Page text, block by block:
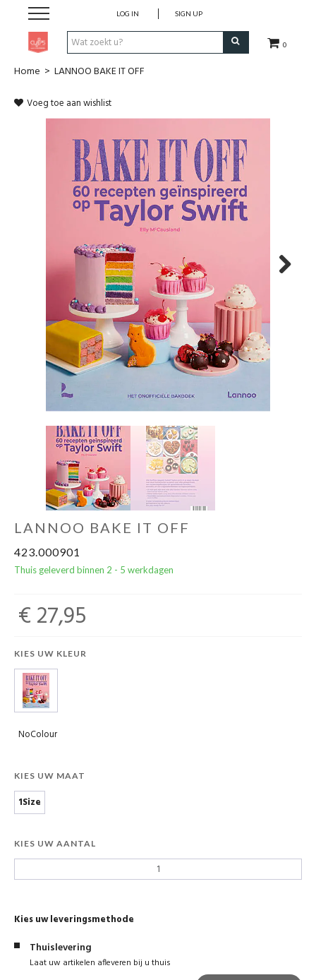
0
LOG IN SIGN UP
Pen & Papier
School & Travel
Cadeautips
De Printshop
Cadeaubon
Acties en events
Home > LANNOO BAKE IT OFF
Voeg toe aan wishlist
LANNOO BAKE IT OFF
423.000901
Thuis geleverd binnen 2 - 5 werkdagen
€ 27,95
KIES UW KLEUR
NoColour
KIES UW MAAT
1Size
KIES UW AANTAL
Kies uw leveringsmethode
Thuislevering
Laat uw artikelen afleveren bij u thuis